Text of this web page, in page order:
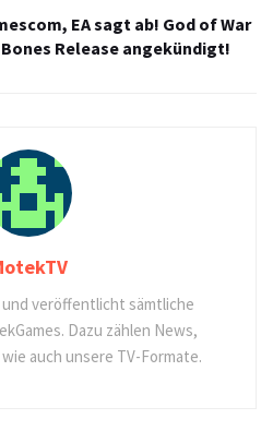
EA sagt ab! God of War
Release angekündigt!
veröffentlicht sämtliche
Dazu zählen News,
auch unsere TV-Formate.